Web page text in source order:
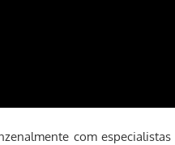
com especialistas